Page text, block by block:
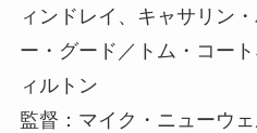
ィンドレイ、キャサリン
ー・グード／トム・コー
ィルトン
監督：マイク・ニューウ